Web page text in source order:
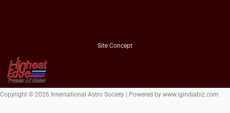
Site Concept
Copyright © 2026 International Astro Society | Powered by www.igindiabiz.com